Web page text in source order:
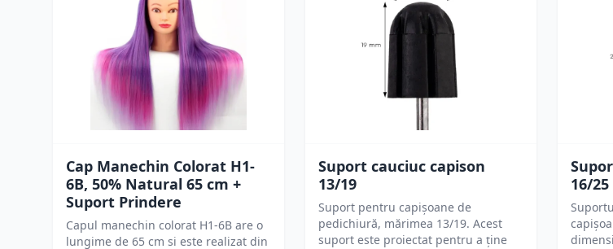
Cap Manechin Colorat H1-
6B, 50% Natural 65 cm +
Suport Prindere
Capul manechin colorat H1-6B are o
lungime de 65 cm si este realizat din
Suport cauciuc capison
13/19
Suport pentru capișoane de
pedichiură, mărimea 13/19. Acest
suport este proiectat pentru a ține
16/25